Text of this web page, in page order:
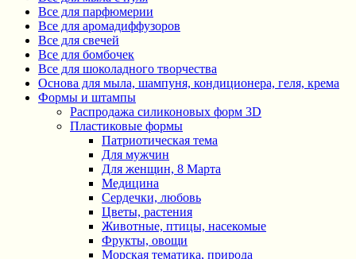
Все для парфюмерии
Все для аромадиффузоров
Все для свечей
Все для бомбочек
Все для шоколадного творчества
Основа для мыла, шампуня, кондиционера, геля, крема
Формы и штампы
Распродажа силиконовых форм 3D
Пластиковые формы
Патриотическая тема
Для мужчин
Для женщин, 8 Марта
Медицина
Сердечки, любовь
Цветы, растения
Животные, птицы, насекомые
Фрукты, овощи
Морская тематика, природа